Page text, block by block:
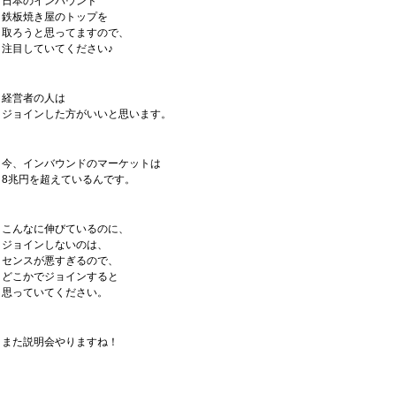
鉄板焼き屋のトップを
取ろうと思ってますので、
注目していてください♪
経営者の人は
ジョインした方がいいと思います。
今、インバウンドのマーケットは
8兆円を超えているんです。
こんなに伸びているのに、
ジョインしないのは、
センスが悪すぎるので、
どこかでジョインすると
思っていてください。
また説明会やりますね！